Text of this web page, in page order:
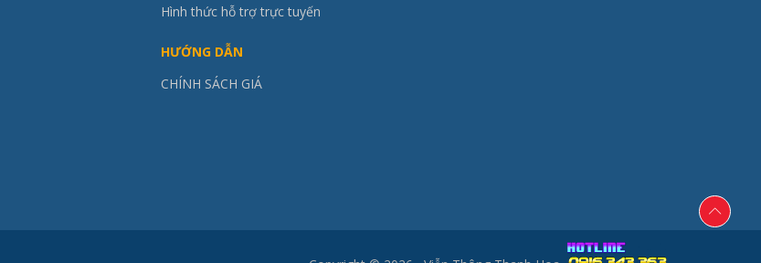
Hình thức hỗ trợ trực tuyến
HƯỚNG DẪN
CHÍNH SÁCH GIÁ